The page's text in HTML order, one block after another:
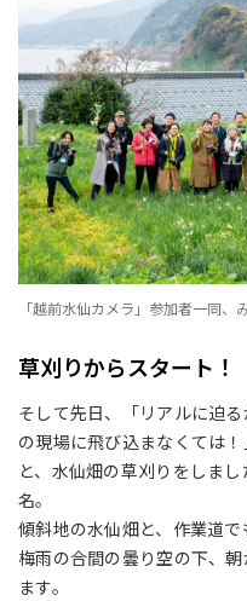
「越前水仙カメラ」参加者一同、
草刈りからスタート！
そして先日、「リアルに迫
の現場に飛び込まなくては
と、水仙畑の草刈りをしま
名。
傾斜地の水仙畑と、作業道で
梅雨の合間の曇り空の下、
ます。